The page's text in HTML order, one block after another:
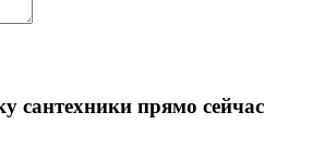
сантехники прямо сейчас